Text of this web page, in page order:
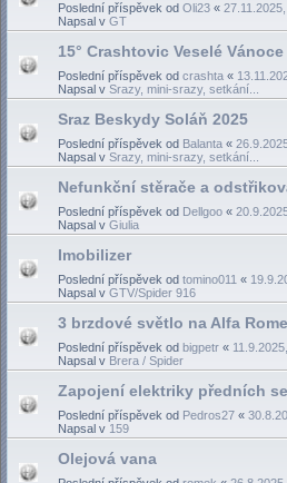
Poslední příspěvek od Oli23 «
Napsal v GT
15° Crashtovic Veselé Vánoce
Poslední příspěvek od crashta «
Napsal v Srazy, mini-srazy, setkání...
Sraz Beskydy Soláň 2025
Poslední příspěvek od Balanta «
Napsal v Srazy, mini-srazy, setkání...
Nefunkční stěrače a
Poslední příspěvek od Dellgoo «
Napsal v Giulia
Imobilizer
Poslední příspěvek od tomino011 «
Napsal v GTV/Spider 916
3 brzdové světlo na Alfa
Poslední příspěvek od bigpetr «
Napsal v Brera / Spider
Zapojení elektriky předních
Poslední příspěvek od Pedros27 «
Napsal v 159
Olejová vana